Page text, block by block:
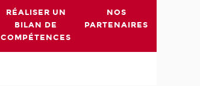
RÉALISER UN
BILAN DE
COMPÉTENCES
NOS
PARTENAIRES